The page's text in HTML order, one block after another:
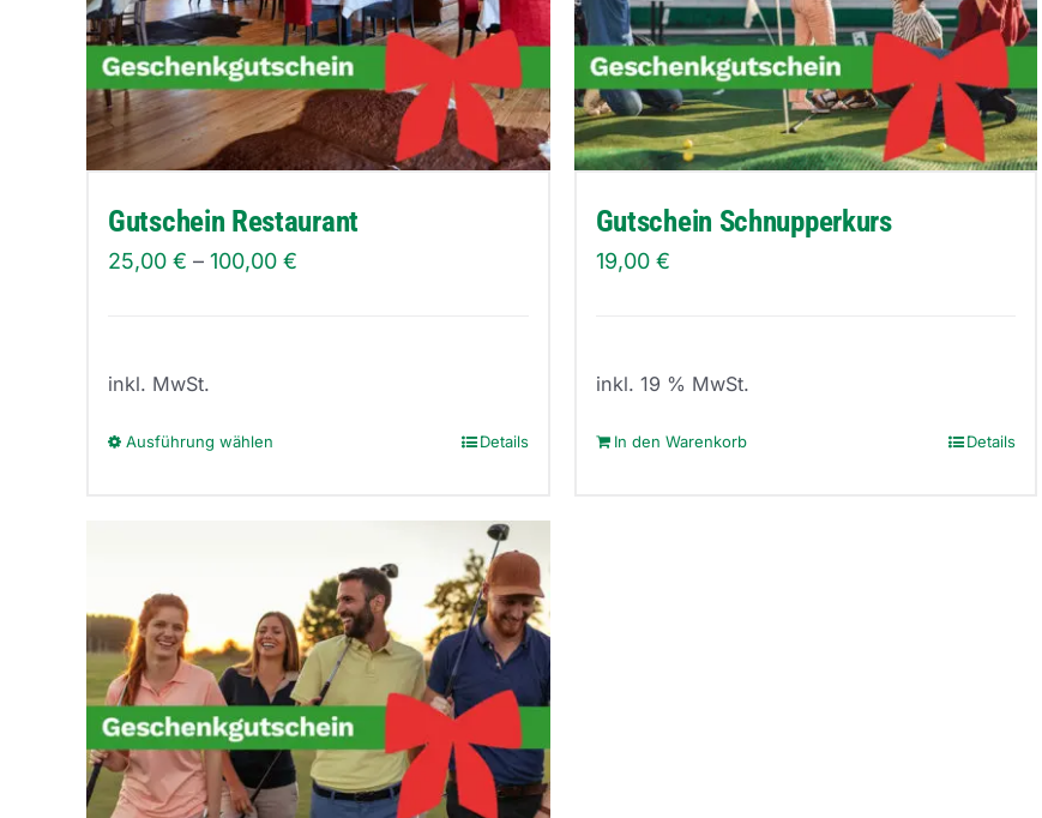
Gutschein Restaurant
25,00 € – 100,00 €
inkl. MwSt.
Ausführung wählen
mehrere
Varianten
auf.
Die
Optionen
können
auf
Details
Gutschein Schnupperkurs
19,00 €
inkl. 19 % MwSt.
In den Warenkorb Details